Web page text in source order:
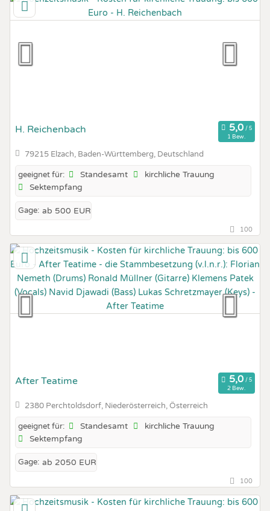
H. Reichenbach
1 Bew.
79215 Elzach, Baden-Württemberg, Deutschland
geeignet für: Standesamt
kirchliche Trauung
Sektempfang
Gage: ab 500 EUR
100
After Teatime
2 Bew.
2380 Perchtoldsdorf, Niederösterreich, Österreich
geeignet für: Standesamt
kirchliche Trauung
Sektempfang
Gage: ab 2050 EUR
100